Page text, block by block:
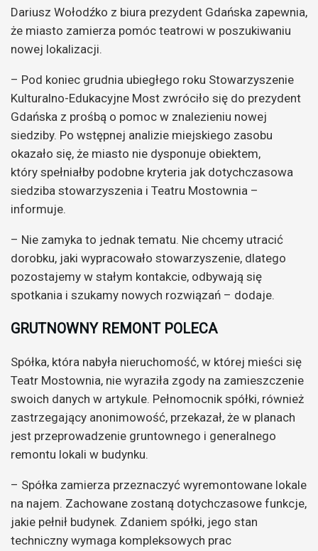
Dariusz Wołodźko z biura prezydent Gdańska zapewnia,
że miasto zamierza pomóc teatrowi w poszukiwaniu
nowej lokalizacji.
– Pod koniec grudnia ubiegłego roku Stowarzyszenie
Kulturalno-Edukacyjne Most zwróciło się do prezydent
Gdańska z prośbą o pomoc w znalezieniu nowej
siedziby. Po wstępnej analizie miejskiego zasobu
okazało się, że miasto nie dysponuje obiektem,
który spełniałby podobne kryteria jak dotychczasowa
siedziba stowarzyszenia i Teatru Mostownia –
informuje.
– Nie zamyka to jednak tematu. Nie chcemy utracić
dorobku, jaki wypracowało stowarzyszenie, dlatego
pozostajemy w stałym kontakcie, odbywają się
spotkania i szukamy nowych rozwiązań – dodaje.
GRUTNOWNY REMONT POLECA
Spółka, która nabyła nieruchomość, w której mieści się
Teatr Mostownia, nie wyraziła zgody na zamieszczenie
swoich danych w artykule. Pełnomocnik spółki, również
zastrzegający anonimowość, przekazał, że w planach
jest przeprowadzenie gruntownego i generalnego
remontu lokali w budynku.
– Spółka zamierza przeznaczyć wyremontowane lokale
na najem. Zachowane zostaną dotychczasowe funkcje,
jakie pełnił budynek. Zdaniem spółki, jego stan
techniczny wymaga kompleksowych prac